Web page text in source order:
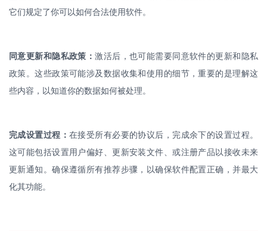
它们规定了你可以如何合法使用软件。
同意更新和隐私政策：激活后，也可能需要同意软件的更新和隐私
政策。这些政策可能涉及数据收集和使用的细节，重要的是理解这
些内容，以知道你的数据如何被处理。
完成设置过程： 在接受所有必要的协议后，完成余下的设置过程。
这可能包括设置用户偏好、更新安装文件、或注册产品以接收未来
更新通知。确保遵循所有推荐步骤，以确保软件配置正确，并最大
化其功能。